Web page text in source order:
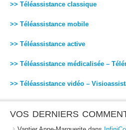
>> Téléassistance classique
>> Téléassistance mobile
>> Téléassistance active
>> Téléassistance médicalisée –
>> Téléassistance vidéo –
VOS DERNIERS